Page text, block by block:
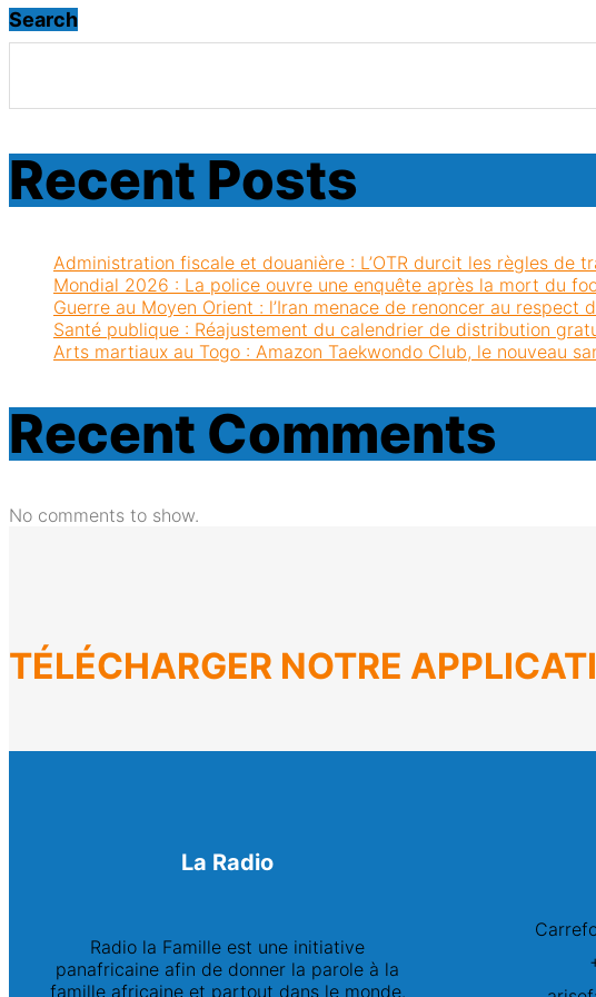
Search
Recent Posts
Administration fiscale et douanière : L’OTR durcit les règles de
Mondial 2026 : La police ouvre une enquête après la mort du
Guerre au Moyen Orient : l’Iran menace de renoncer au respect
Santé publique : Réajustement du calendrier de distribution
Arts martiaux au Togo : Amazon Taekwondo Club, le nouveau
Recent Comments
No comments to show.
TÉLÉCHARGER NOTRE
La Radio
Radio la Famille est une initiative
panafricaine afin de donner la parole à la
famille africaine et partout dans le monde.